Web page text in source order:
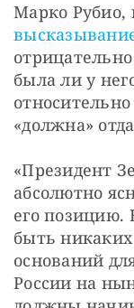
была ли у
«должна»
«Президент
абсолютно
его позицию.
быть
оснований
России на